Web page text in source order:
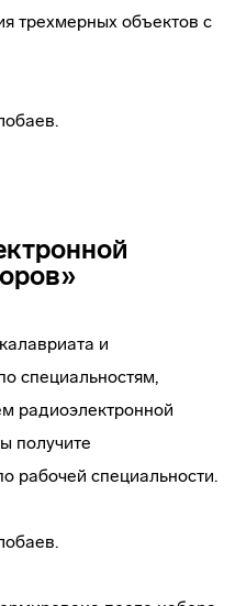
трехмерных объектов с
и
специальностям,
радиоэлектронной
получите
рабочей специальности.